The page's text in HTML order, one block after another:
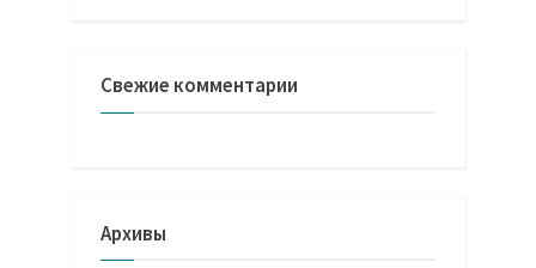
Свежие комментарии
Архивы